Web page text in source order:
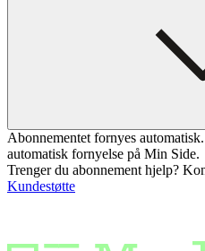
Abonnementet fornyes
automatisk fornyelse på Min Side.
Trenger du abonnement hjelp?
Kundestøtte